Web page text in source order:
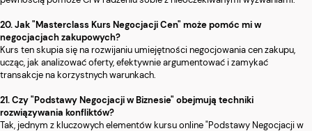
20. Jak "Masterclass Kurs Negocjacji Cen" może pomóc mi w
negocjacjach zakupowych?
Kurs ten skupia się na rozwijaniu umiejętności negocjowania cen zakupu,
ucząc, jak analizować oferty, efektywnie argumentować i zamykać
transakcje na korzystnych warunkach.
21. Czy "Podstawy Negocjacji w Biznesie" obejmują techniki
rozwiązywania konfliktów?
Tak, jednym z kluczowych elementów kursu online "Podstawy Negocjacji w